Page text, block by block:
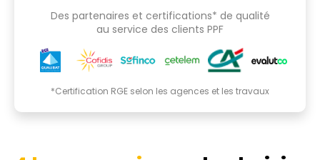
Des partenaires et certifications* de qualité
au service des clients PPF
*Certification RGE selon les agences et les travaux